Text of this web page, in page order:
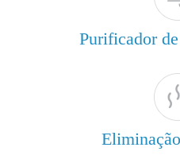
Purificador